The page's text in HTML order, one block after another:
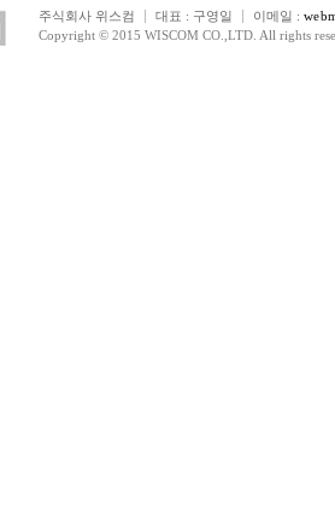
주식회사 위스컴 대표 : 구영일 이메일 :
Copyright © 2015 WISCOM CO.,LTD. All rights